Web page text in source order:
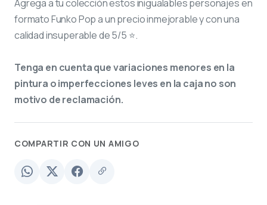
Agrega a tu colección estos inigualables personajes en
formato Funko Pop a un precio inmejorable y con una
calidad insuperable de 5/5 ⭐.
Tenga en cuenta que variaciones menores en la
pintura o imperfecciones leves en la caja no son
motivo de reclamación.
COMPARTIR CON UN AMIGO